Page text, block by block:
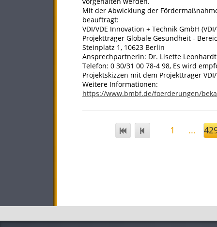
Mit der Abwicklung der
beauftragt:
VDI/VDE Innovation + Technik GmbH (VDI/
Projektträger Globale Gesundheit -
Steinplatz 1, 10623 Berlin
Ansprechpartnerin: Dr. Lisette Leonhardt
Telefon: 0 30/31 00 78-4 98, Es wird
Projektskizzen mit dem Projektträger
Weitere Informationen:
https://www.bmbf.de/foerderungen/
1 ...